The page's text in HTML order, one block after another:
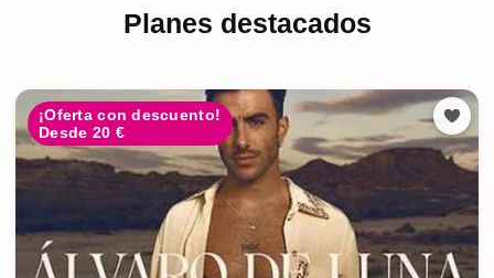
Planes destacados
¡Oferta con descuento!
Desde 20 €